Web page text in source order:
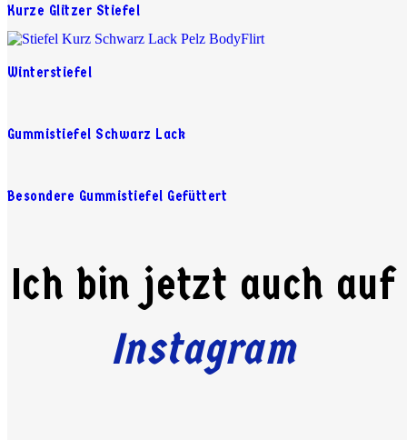
Kurze Glitzer Stiefel
Winterstiefel
Gummistiefel Schwarz Lack
Besondere Gummistiefel Gefüttert
Ich bin jetzt auch auf
Instagram